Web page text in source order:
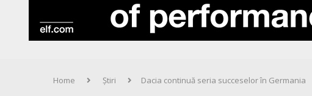
Home Știri
Dacia continuă seria succeselor în Germania